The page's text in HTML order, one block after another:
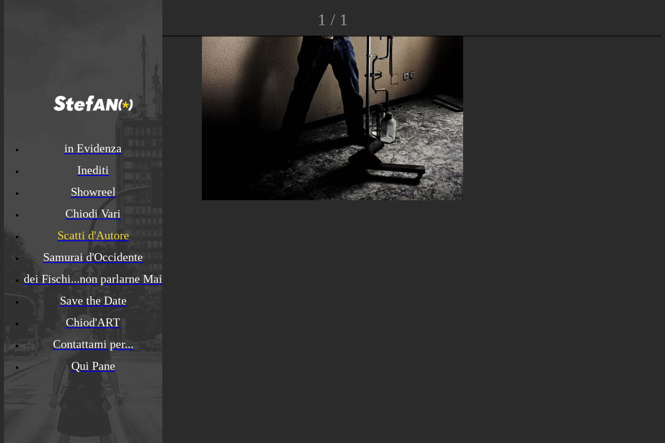
in Evidenza
Inediti
Showreel
Chiodi Vari
Scatti d'Autore
Samurai d'Occidente
dei Fischi...non parlarne Mai
Save the Date
Chiod'ART
Contattami per...
Qui Pane
1 / 1